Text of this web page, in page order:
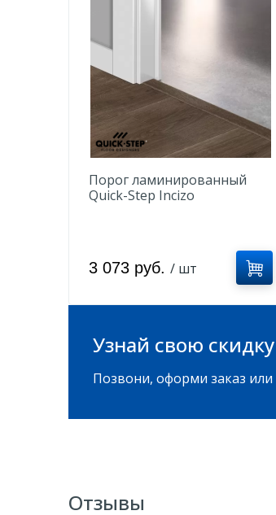
Порог ламинированный
Quick-Step Incizo
3 073 руб. / шт
Узнай свою
Позвони, оформи заказ
Отзывы